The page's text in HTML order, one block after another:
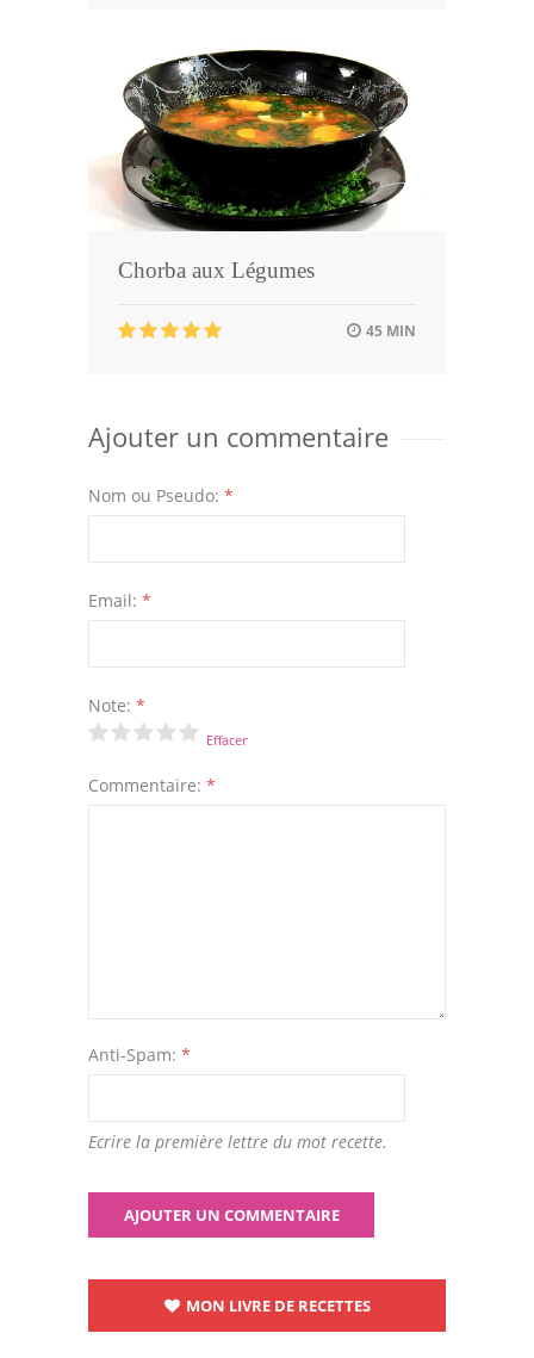
Chorba aux Légumes
45 MIN
Ajouter un commentaire
Nom ou Pseudo: *
Email: *
Note: *
Effacer
Commentaire: *
Anti-Spam: *
Ecrire la première lettre du mot recette.
MON LIVRE DE RECETTES